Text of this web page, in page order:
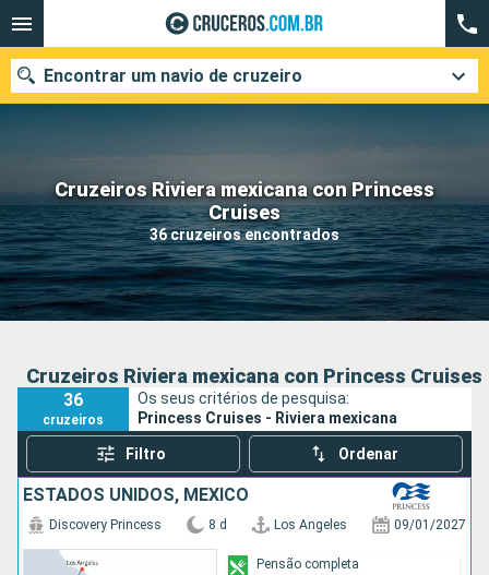
Cruzeiros Riviera mexicana con Princess
Cruises
36 cruzeiros encontrados
Encontrar um navio de cruzeiro
Quando ir?
Data de partida
Cidades Companhias
Cruzeiros Riviera mexicana con Princess Cruises
36
cruzeiros
Os seus critérios de pesquisa:
Princess Cruises - Riviera mexicana
Filtro Ordenar
ESTADOS UNIDOS, MÉXICO
Discovery Princess 8 d Los Angeles 09/01/2027
Pensão completa